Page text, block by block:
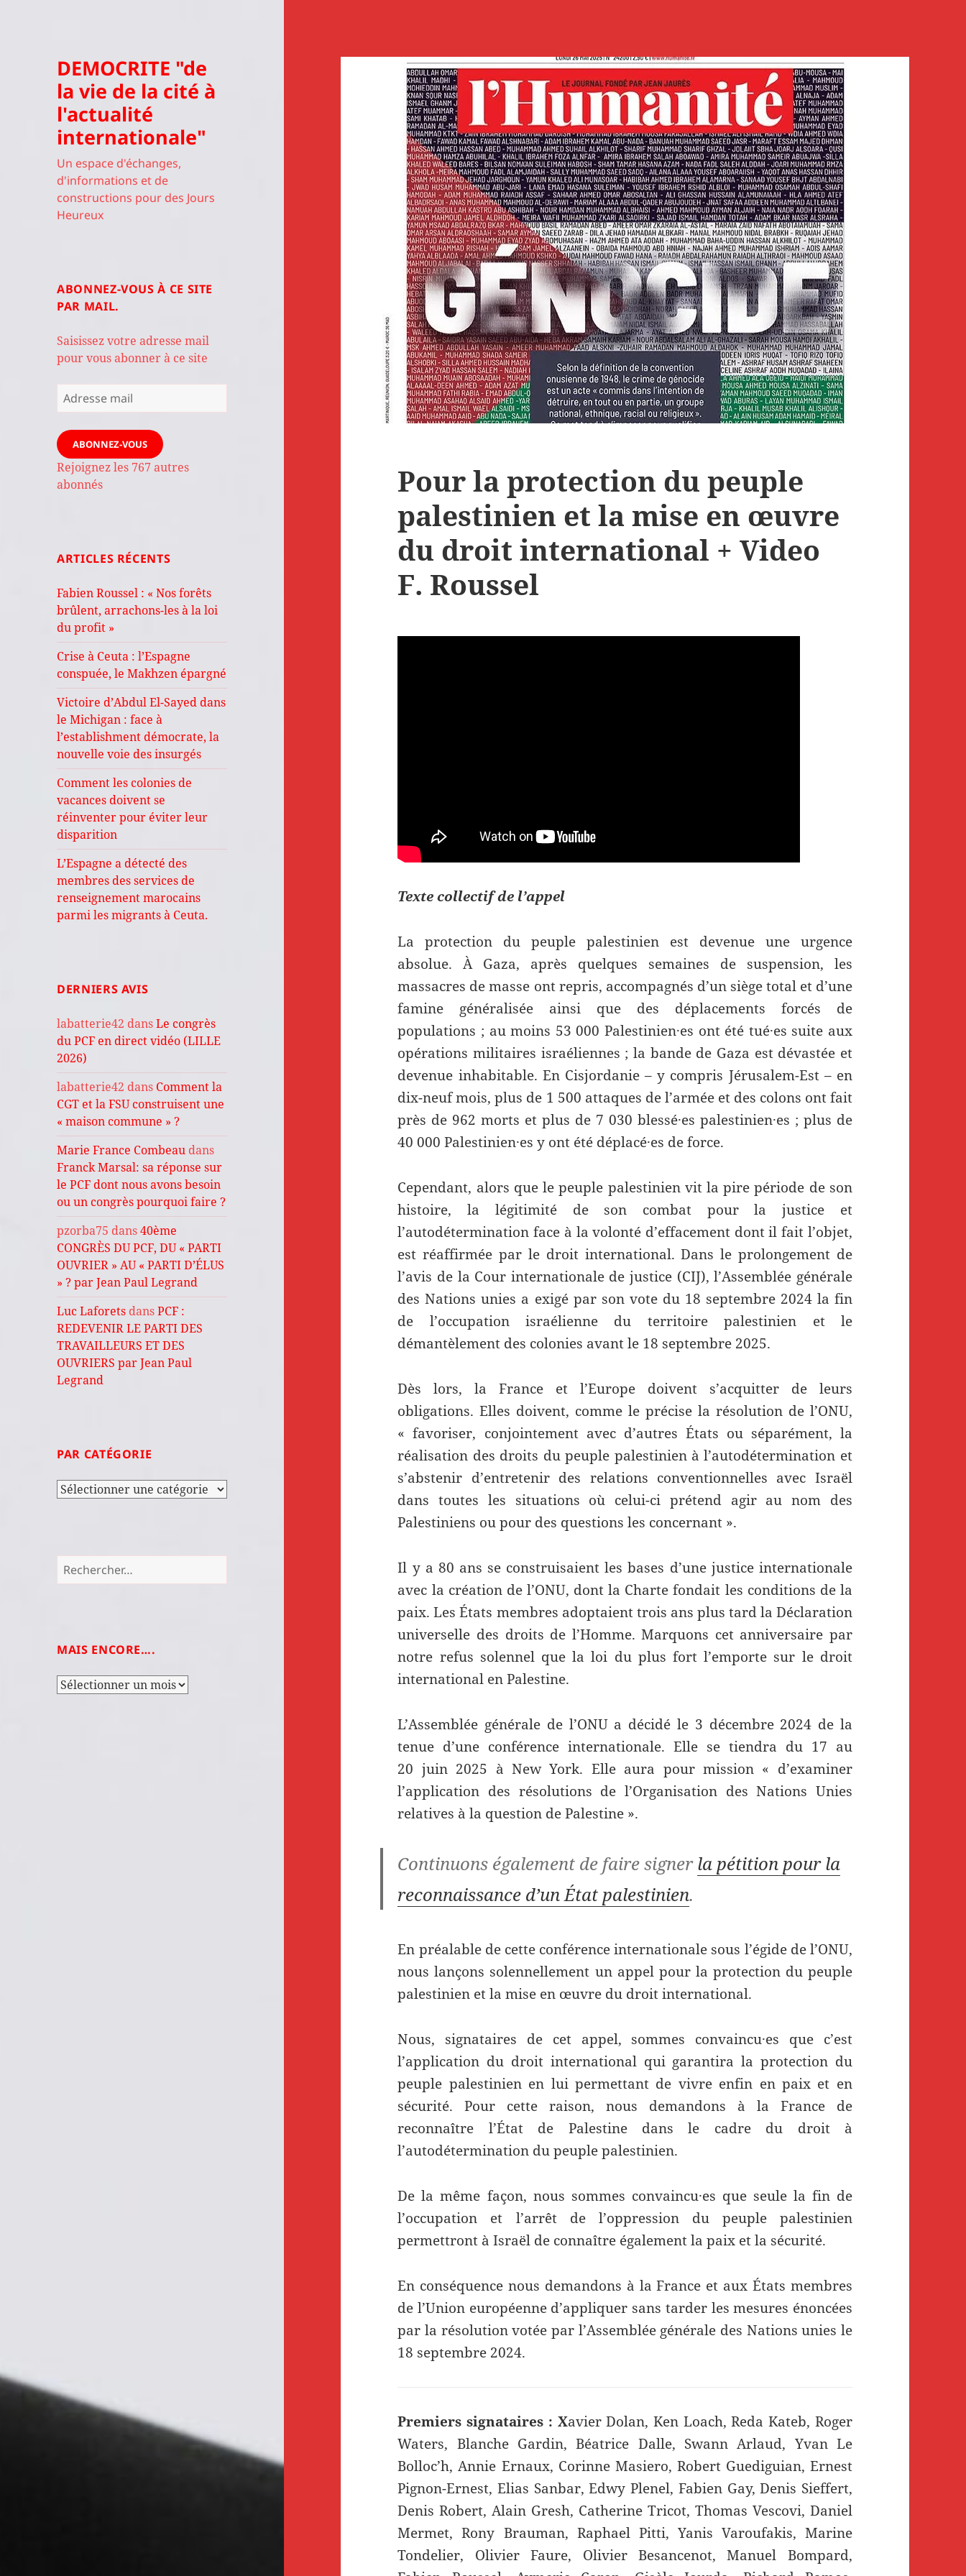
DEMOCRITE "de
la vie de la cité à
l'actualité
internationale"
Un espace d'échanges,
d'informations et de
constructions pour des Jours
Heureux
ABONNEZ-VOUS À CE SITE
PAR MAIL.
Saisissez votre adresse mail
pour vous abonner à ce site
Adresse
mail
ABONNEZ-VOUS
Rejoignez les 767 autres
abonnés
ARTICLES RÉCENTS
Fabien Roussel : « Nos forêts
brûlent, arrachons-les à la loi
du profit »
Crise à Ceuta : l’Espagne
conspuée, le Makhzen épargné
Victoire d’Abdul El-Sayed dans
le Michigan : face à
l’establishment démocrate, la
nouvelle voie des insurgés
Comment les colonies de
vacances doivent se
réinventer pour éviter leur
disparition
L’Espagne a détecté des
membres des services de
renseignement marocains
parmi les migrants à Ceuta.
DERNIERS AVIS
labatterie42 dansLe congrès
du PCF en direct vidéo (LILLE
2026)
labatterie42 dans Comment la
CGT et la FSU construisent une
« maison commune » ?
Marie France Combeau dans
Franck Marsal: sa réponse sur
le PCF dont nous avons besoin
ou un congrès pourquoi faire ?
pzorba75 dans40ème
CONGRÈS DU PCF, DU « PARTI
OUVRIER » AU « PARTI D’ÉLUS
» ? par Jean Paul Legrand
Luc Laforets dansPCF :
REDEVENIR LE PARTI DES
TRAVAILLEURS ET DES
OUVRIERS par Jean Paul
Legrand
PAR CATÉGORIE
Par
Rechercher :
MAIS ENCORE….
Mais
Pour la protection du peuple
palestinien et la mise en œuvre
du droit international + Video
F. Roussel
Texte collectif de l’appel
La protection du peuple palestinien est devenue une urgence
absolue. À Gaza, après quelques semaines de suspension, les
massacres de masse ont repris, accompagnés d’un siège total et d’une
famine généralisée ainsi que des déplacements forcés de
populations ; au moins 53 000 Palestinien·es ont été tué·es suite aux
opérations militaires israéliennes ; la bande de Gaza est dévastée et
devenue inhabitable. En Cisjordanie – y compris Jérusalem-Est – en
dix-neuf mois, plus de 1 500 attaques de l’armée et des colons ont fait
près de 962 morts et plus de 7 030 blessé·es palestinien·es ; plus de
40 000 Palestinien·es y ont été déplacé·es de force.
Cependant, alors que le peuple palestinien vit la pire période de son
histoire, la légitimité de son combat pour la justice et
l’autodétermination face à la volonté d’effacement dont il fait l’objet,
est réaffirmée par le droit international. Dans le prolongement de
l’avis de la Cour internationale de justice (CIJ), l’Assemblée générale
des Nations unies a exigé par son vote du 18 septembre 2024 la fin
de l’occupation israélienne du territoire palestinien et le
démantèlement des colonies avant le 18 septembre 2025.
Dès lors, la France et l’Europe doivent s’acquitter de leurs
obligations. Elles doivent, comme le précise la résolution de l’ONU,
« favoriser, conjointement avec d’autres États ou séparément, la
réalisation des droits du peuple palestinien à l’autodétermination et
s’abstenir d’entretenir des relations conventionnelles avec Israël
dans toutes les situations où celui-ci prétend agir au nom des
Palestiniens ou pour des questions les concernant ».
Il y a 80 ans se construisaient les bases d’une justice internationale
avec la création de l’ONU, dont la Charte fondait les conditions de la
paix. Les États membres adoptaient trois ans plus tard la Déclaration
universelle des droits de l’Homme. Marquons cet anniversaire par
notre refus solennel que la loi du plus fort l’emporte sur le droit
international en Palestine.
L’Assemblée générale de l’ONU a décidé le 3 décembre 2024 de la
tenue d’une conférence internationale. Elle se tiendra du 17 au
20 juin 2025 à New York. Elle aura pour mission « d’examiner
l’application des résolutions de l’Organisation des Nations Unies
relatives à la question de Palestine ».
Continuons également de faire signerla pétition pour la
reconnaissance d’un État palestinien.
En préalable de cette conférence internationale sous l’égide de l’ONU,
nous lançons solennellement un appel pour la protection du peuple
palestinien et la mise en œuvre du droit international.
Nous, signataires de cet appel, sommes convaincu·es que c’est
l’application du droit international qui garantira la protection du
peuple palestinien en lui permettant de vivre enfin en paix et en
sécurité. Pour cette raison, nous demandons à la France de
reconnaître l’État de Palestine dans le cadre du droit à
l’autodétermination du peuple palestinien.
De la même façon, nous sommes convaincu·es que seule la fin de
l’occupation et l’arrêt de l’oppression du peuple palestinien
permettront à Israël de connaître également la paix et la sécurité.
En conséquence nous demandons à la France et aux États membres
de l’Union européenne d’appliquer sans tarder les mesures énoncées
par la résolution votée par l’Assemblée générale des Nations unies le
18 septembre 2024.
Premiers signataires : Xavier Dolan, Ken Loach, Reda Kateb, Roger
Waters, Blanche Gardin, Béatrice Dalle, Swann Arlaud, Yvan Le
Bolloc’h, Annie Ernaux, Corinne Masiero, Robert Guediguian, Ernest
Pignon-Ernest, Elias Sanbar, Edwy Plenel, Fabien Gay, Denis Sieffert,
Denis Robert, Alain Gresh, Catherine Tricot, Thomas Vescovi, Daniel
Mermet, Rony Brauman, Raphael Pitti, Yanis Varoufakis, Marine
Tondelier, Olivier Faure, Olivier Besancenot, Manuel Bompard,